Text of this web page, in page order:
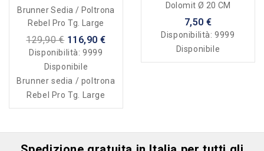
Brunner Sedia / Poltrona
Rebel Pro Tg. Large
129,90 € 116,90 €
Disponibilità:9999
Disponibile
Brunner sedia / poltrona
Rebel Pro Tg. Large
Dolomit Ø 20 CM
7,50 €
Disponibilità:9999
Disponibile